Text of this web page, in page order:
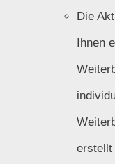
Die
Ihnen
erstellt